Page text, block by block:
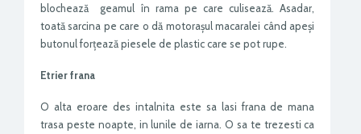
blochează geamul în rama pe care culisează. Asadar,
toată sarcina pe care o dă motorașul macaralei când apeși
butonul forțează piesele de plastic care se pot rupe.
Etrier frana
O alta eroare des intalnita este sa lasi frana de mana
trasa peste noapte, in lunile de iarna. O sa te trezesti ca